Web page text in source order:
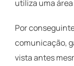
utiliza uma
Por
comunicação,
vista antes